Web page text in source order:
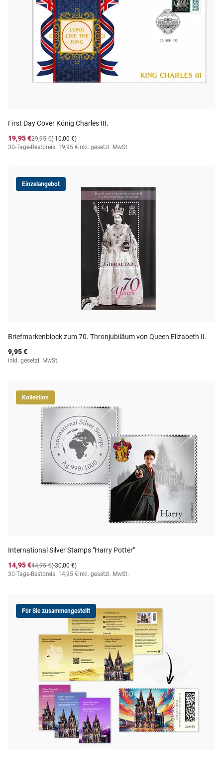
First Day Cover König Charles III.
19,95 €
(-10,00 €)
29,95 €
30-Tage-Bestpreis: 19,95 €inkl. gesetzl. MwSt.
Einzelangebot
Briefmarkenblock zum 70. Thronjubiläum von Queen Elizabeth II.
9,95 €
inkl. gesetzl. MwSt.
Kollektion
International Silver Stamps "Harry Potter"
14,95 €
(-30,00 €)
44,95 €
30-Tage-Bestpreis: 14,95 €inkl. gesetzl. MwSt.
Für Sie zusammengestellt